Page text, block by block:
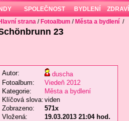
SPOLEČNOST BYDLENÍ ZDRAVÍ
strana / Fotoalbum / Města a bydlení /
23
Autor:
duscha
Fotoalbum:
Viedeň 2012
Kategorie:
Města a bydlení
Klíčová slova: viden
Zobrazeno:
571x
Vložená:
19.03.2013 21:04 hod.